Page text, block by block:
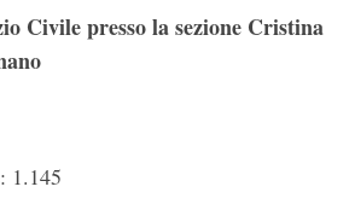
Civile presso la sezione Cristina
1.145